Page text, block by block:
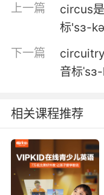
5. A circular
cemetery.
环状的石墙内便
这种循环性动作
7. Mars has a
are circular.
上一篇
circus
标'sɜ-
下一篇
circuitry
音标
相关课程推荐